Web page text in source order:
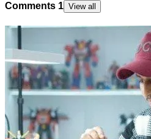
Comments 1 View all